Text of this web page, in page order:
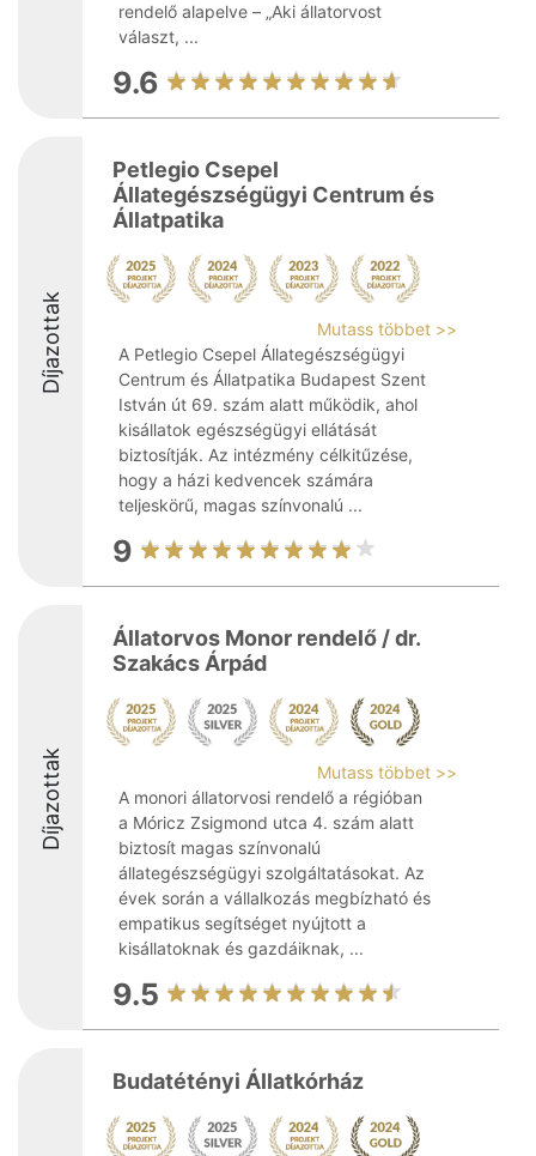
rendelő alapelve – „Aki állatorvost
választ, ...
9.6
Díjazottak
Petlegio Csepel
Állategészségügyi Centrum és
Állatpatika
Mutass többet >>
A Petlegio Csepel Állategészségügyi
Centrum és Állatpatika Budapest Szent
István út 69. szám alatt működik, ahol
kisállatok egészségügyi ellátását
biztosítják. Az intézmény célkitűzése,
hogy a házi kedvencek számára
teljeskörű, magas színvonalú ...
9
Díjazottak
Állatorvos Monor rendelő / dr.
Szakács Árpád
Mutass többet >>
A monori állatorvosi rendelő a régióban
a Móricz Zsigmond utca 4. szám alatt
biztosít magas színvonalú
állategészségügyi szolgáltatásokat. Az
évek során a vállalkozás megbízható és
empatikus segítséget nyújtott a
kisállatoknak és gazdáiknak, ...
9.5
Budatétényi Állatkórház